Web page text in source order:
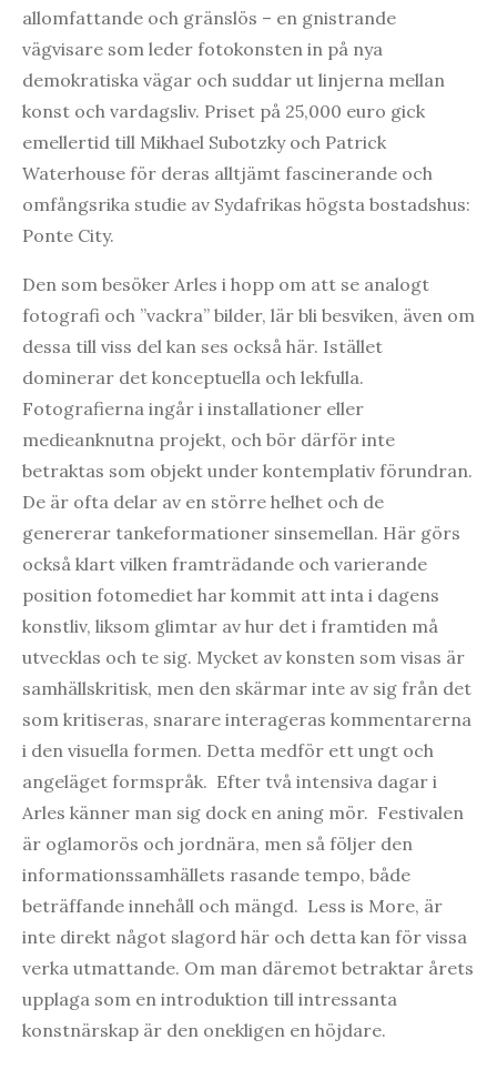
allomfattande och gränslös – en gnistrande
vägvisare som leder fotokonsten in på nya
demokratiska vägar och suddar ut linjerna mellan
konst och vardagsliv. Priset på 25,000 euro gick
emellertid till Mikhael Subotzky och Patrick
Waterhouse för deras alltjämt fascinerande och
omfångsrika studie av Sydafrikas högsta bostadshus:
Ponte City.
Den som besöker Arles i hopp om att se analogt
fotografi och ”vackra” bilder, lär bli besviken, även om
dessa till viss del kan ses också här. Istället
dominerar det konceptuella och lekfulla.
Fotografierna ingår i installationer eller
medieanknutna projekt, och bör därför inte
betraktas som objekt under kontemplativ förundran.
De är ofta delar av en större helhet och de
genererar tankeformationer sinsemellan. Här görs
också klart vilken framträdande och varierande
position fotomediet har kommit att inta i dagens
konstliv, liksom glimtar av hur det i framtiden må
utvecklas och te sig. Mycket av konsten som visas är
samhällskritisk, men den skärmar inte av sig från det
som kritiseras, snarare interageras kommentarerna
i den visuella formen. Detta medför ett ungt och
angeläget formspråk. Efter två intensiva dagar i
Arles känner man sig dock en aning mör. Festivalen
är oglamorös och jordnära, men så följer den
informationssamhällets rasande tempo, både
beträffande innehåll och mängd. Less is More, är
inte direkt något slagord här och detta kan för vissa
verka utmattande. Om man däremot betraktar årets
upplaga som en introduktion till intressanta
konstnärskap är den onekligen en höjdare.